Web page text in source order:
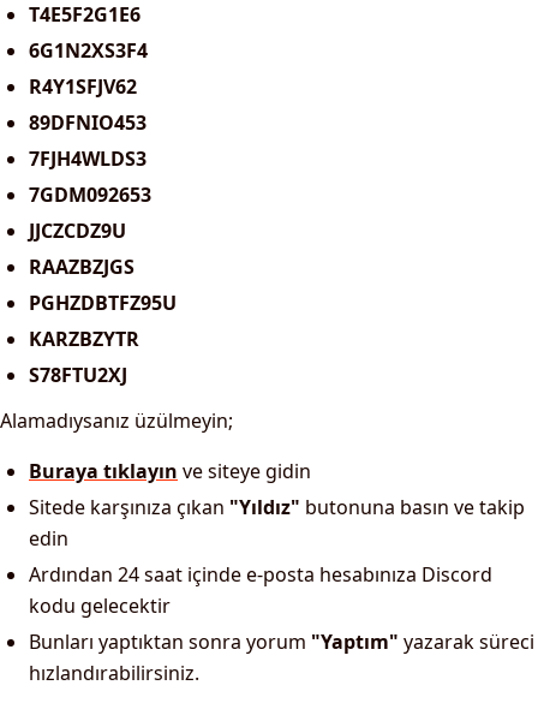
T4E5F2G1E6
6G1N2XS3F4
R4Y1SFJV62
89DFNIO453
7FJH4WLDS3
7GDM092653
JJCZCDZ9U
RAAZBZJGS
PGHZDBTFZ95U
KARZBZYTR
S78FTU2XJ
Alamadıysanız üzülmeyin;
Buraya tıklayın ve siteye gidin
Sitede karşınıza çıkan "Yıldız" butonuna basın ve takip
edin
Ardından 24 saat içinde e-posta hesabınıza Discord
kodu gelecektir
Bunları yaptıktan sonra yorum "Yaptım" yazarak süreci
hızlandırabilirsiniz.